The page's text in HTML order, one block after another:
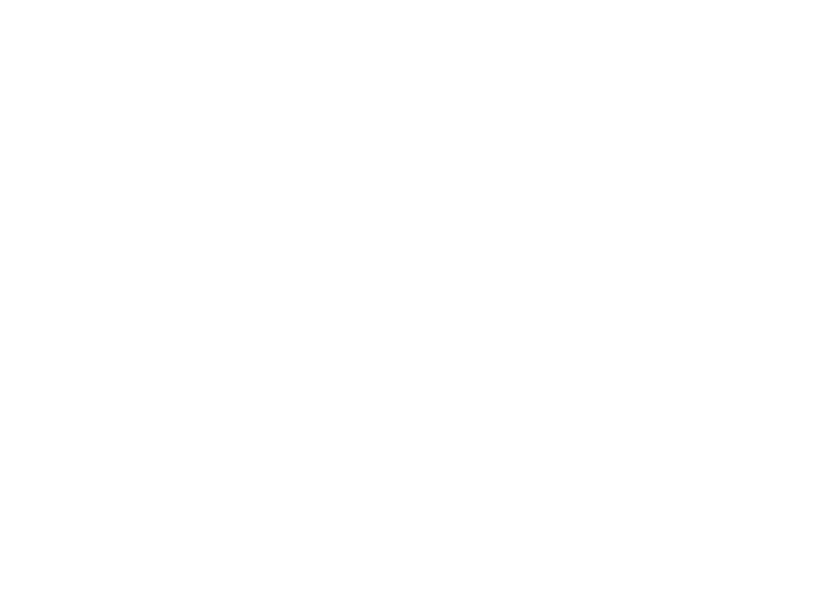
爺神威護持，庇佑闔家平安、財運亨通、事業順遂、百邪退散。
協助您的廟宇推廣。